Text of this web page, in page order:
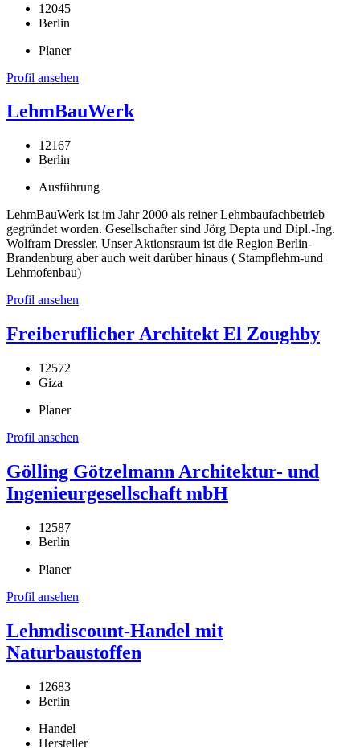
12045
Berlin
Planer
Profil ansehen
LehmBauWerk
12167
Berlin
Ausführung
LehmBauWerk ist im Jahr 2000 als reiner Lehmbaufachbetrieb
gegründet worden. Gesellschafter sind Jörg Depta und Dipl.-Ing.
Wolfram Dressler. Unser Aktionsraum ist die Region Berlin-
Brandenburg aber auch weit darüber hinaus ( Stampflehm-und
Lehmofenbau)
Profil ansehen
Freiberuflicher Architekt El Zoughby
12572
Giza
Planer
Profil ansehen
Gölling Götzelmann Architektur- und
Ingenieurgesellschaft mbH
12587
Berlin
Planer
Profil ansehen
Lehmdiscount-Handel mit
Naturbaustoffen
12683
Berlin
Handel
Hersteller